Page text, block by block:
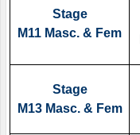
Stage
M11 Masc. & Fem
Stage
M13 Masc. & Fem